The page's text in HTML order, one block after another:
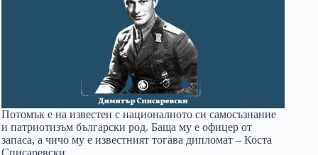
Потомък е на известен с националното си самосъзнание
и патриотизъм български род. Баща му е офицер от
запаса, а чичо му е известният тогава дипломат – Коста
Списаревски.